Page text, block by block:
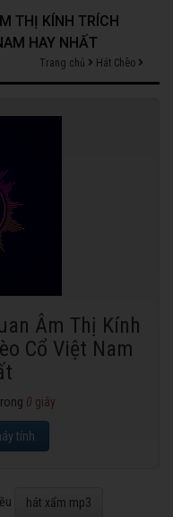
THỊ KÍNH TRÍCH
HAY NHẤT
Trang chủ Hát Chèo
Âm Thị Kính
Cổ Việt Nam
0 giây
tính.
hát xẩm mp3